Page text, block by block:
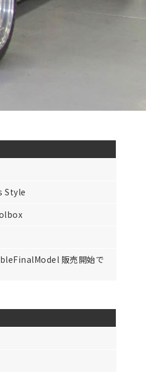
Style
販売開始で